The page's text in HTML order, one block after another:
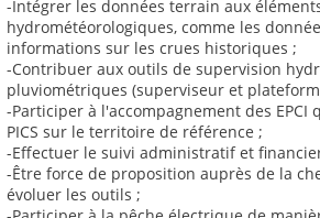
-Intégrer les données terrain aux
hydrométéorologiques, comme les
informations sur les crues historiques ;
-Contribuer aux outils de supervision
pluviométriques (superviseur et
-Participer à l'accompagnement des EPCI
PICS sur le territoire de référence ;
-Effectuer le suivi administratif et
-Être force de proposition auprès de la
évoluer les outils ;